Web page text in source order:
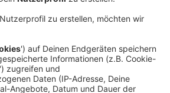
in ganz Mönchengladbach.
Sie haben so, die
System einmal kostenlos